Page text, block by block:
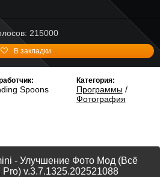
215000
В закладки
Spoons
Категория:
Программы/
Фотография
- Улучшение Фото Мод (Всё
Pro) v.3.7.1325.202521088